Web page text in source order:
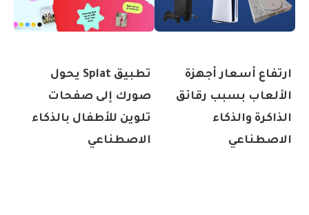
ارتفاع أسعار أجهزة
الألعاب بسبب رقائق
الذاكرة والذكاء
الاصطناعي
تطبيق Splat يحول
صورك إلى صفحات
تلوين للأطفال بالذكاء
الاصطناعي